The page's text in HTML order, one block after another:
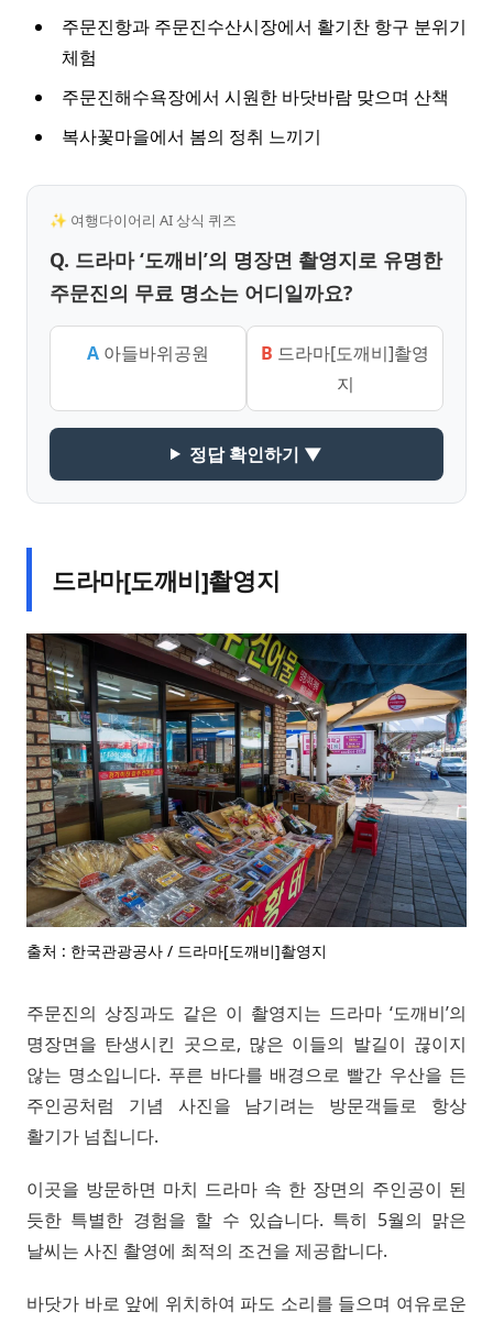
주문진항과 주문진수산시장에서 활기찬 항구 분위기
체험
주문진해수욕장에서 시원한 바닷바람 맞으며 산책
복사꽃마을에서 봄의 정취 느끼기
✨ 여행다이어리 AI 상식 퀴즈
Q. 드라마 ‘도깨비’의 명장면 촬영지로 유명한
주문진의 무료 명소는 어디일까요?
A 아들바위공원 B 드라마[도깨비]촬영
지
정답 확인하기 ▼
드라마[도깨비]촬영지
출처 : 한국관광공사 / 드라마[도깨비]촬영지
주문진의 상징과도 같은 이 촬영지는 드라마 ‘도깨비’의
명장면을 탄생시킨 곳으로, 많은 이들의 발길이 끊이지
않는 명소입니다. 푸른 바다를 배경으로 빨간 우산을 든
주인공처럼 기념 사진을 남기려는 방문객들로 항상
활기가 넘칩니다.
이곳을 방문하면 마치 드라마 속 한 장면의 주인공이 된
듯한 특별한 경험을 할 수 있습니다. 특히 5월의 맑은
날씨는 사진 촬영에 최적의 조건을 제공합니다.
바닷가 바로 앞에 위치하여 파도 소리를 들으며 여유로운